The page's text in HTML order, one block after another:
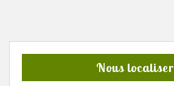
Nous localiser